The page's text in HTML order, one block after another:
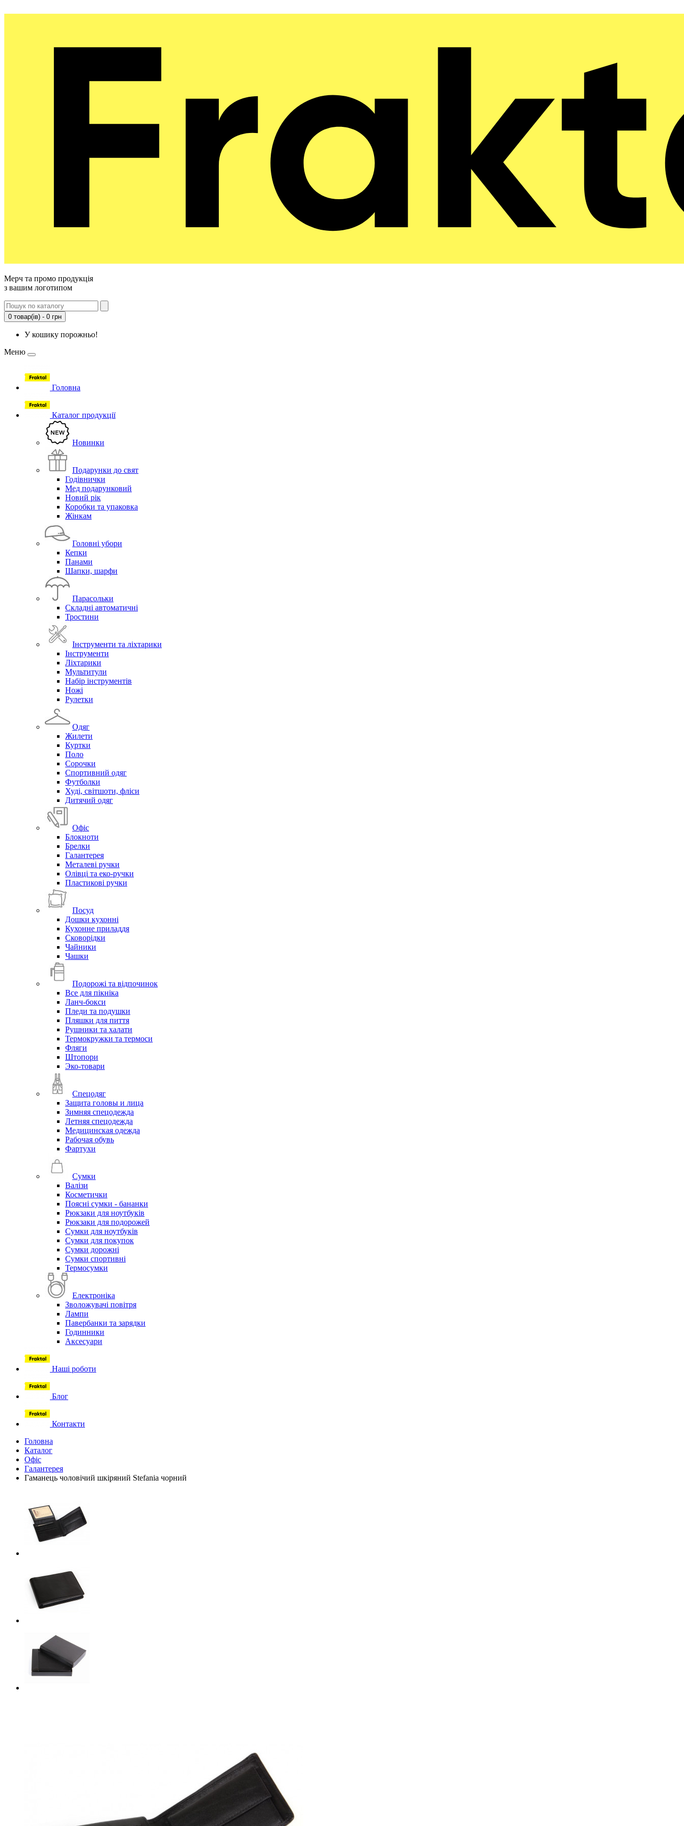
Мерч та промо продукція
з вашим логотипом
0 товар(ів) - 0 грн
У кошику порожньо!
Меню
Головна
Каталог продукції
Новинки
Подарунки до свят
Годівнички
Мед подарунковий
Новий рік
Коробки та упаковка
Жінкам
Головні убори
Кепки
Панами
Шапки, шарфи
Парасольки
Складні автоматичні
Тростини
Інструменти та ліхтарики
Інструменти
Ліхтарики
Мультитули
Набір інструментів
Ножі
Рулетки
Одяг
Жилети
Куртки
Поло
Сорочки
Спортивний одяг
Футболки
Худі, світшоти, фліси
Дитячий одяг
Офіс
Блокноти
Брелки
Галантерея
Металеві ручки
Олівці та еко-ручки
Пластикові ручки
Посуд
Дошки кухонні
Кухонне приладдя
Сковорідки
Чайники
Чашки
Подорожі та відпочинок
Все для пікніка
Ланч-бокси
Пледи та подушки
Пляшки для пиття
Рушники та халати
Термокружки та термоси
Фляги
Штопори
Эко-товари
Спецодяг
Защита головы и лица
Зимняя спецодежда
Летняя спецодежда
Медицинская одежда
Рабочая обувь
Фартухи
Сумки
Валізи
Косметички
Поясні сумки - бананки
Рюкзаки для ноутбуків
Рюкзаки для подорожей
Сумки для ноутбуків
Сумки для покупок
Сумки дорожні
Сумки спортивні
Термосумки
Електроніка
Зволожувачі повітря
Лампи
Павербанки та зарядки
Годинники
Аксесуари
Наші роботи
Блог
Контакти
Головна
Каталог
Офіс
Галантерея
Гаманець чоловічий шкіряний Stefania чорний